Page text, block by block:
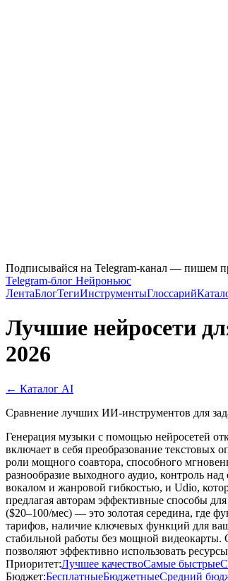
Подписывайся на Telegram-канал — пишем
Telegram-блог Нейроньюс
ЛентаБлогТегиИнструментыГлоссарий
Лучшие нейросети
2026
← Каталог AI
Сравнение лучших ИИ-инструментов для
Генерация музыки с помощью нейросетей
включает в себя преобразование
роли мощного соавтора, способного
разнообразие выходного аудио, контроль
вокалом и жанровой гибкостью, и Udio,
предлагая авторам эффективные способы
($20–100/мес) — это золотая середина, где
тарифов, наличие ключевых функций для
стабильной работы без мощной
позволяют эффективно использовать
Приоритет:Лучшее качествоСамые быстрые
Бюджет:БесплатныеБюджетныеСредний